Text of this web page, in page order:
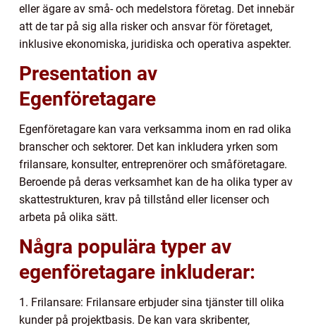
eller ägare av små- och medelstora företag. Det innebär
att de tar på sig alla risker och ansvar för företaget,
inklusive ekonomiska, juridiska och operativa aspekter.
Presentation av
Egenföretagare
Egenföretagare kan vara verksamma inom en rad olika
branscher och sektorer. Det kan inkludera yrken som
frilansare, konsulter, entreprenörer och småföretagare.
Beroende på deras verksamhet kan de ha olika typer av
skattestrukturen, krav på tillstånd eller licenser och
arbeta på olika sätt.
Några populära typer av
egenföretagare inkluderar:
1. Frilansare: Frilansare erbjuder sina tjänster till olika
kunder på projektbasis. De kan vara skribenter,